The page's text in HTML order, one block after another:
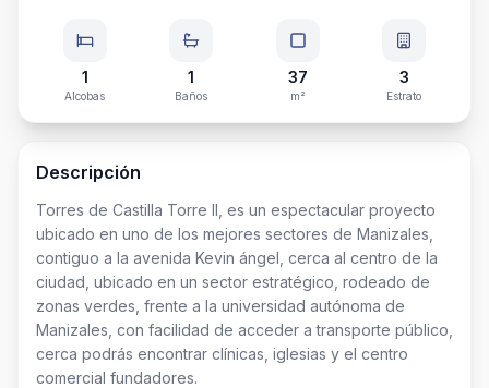
1
Alcobas
1
Baños
37
m²
3
Estrato
Descripción
Torres de Castilla Torre II, es un espectacular proyecto
ubicado en uno de los mejores sectores de Manizales,
contiguo a la avenida Kevin ángel, cerca al centro de la
ciudad, ubicado en un sector estratégico, rodeado de
zonas verdes, frente a la universidad autónoma de
Manizales, con facilidad de acceder a transporte público,
cerca podrás encontrar clínicas, iglesias y el centro
comercial fundadores.